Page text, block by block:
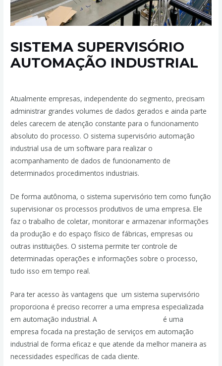
SISTEMA SUPERVISÓRIO
AUTOMAÇÃO INDUSTRIAL
Atualmente empresas, independente do segmento, precisam
administrar grandes volumes de dados gerados e ainda parte
deles carecem de atenção constante para o funcionamento
absoluto do processo. O sistema supervisório automação
industrial usa de um software para realizar o
acompanhamento de dados de funcionamento de
determinados procedimentos industriais.
De forma autônoma, o sistema supervisório tem como função
supervisionar os processos produtivos de uma empresa. Ele
faz o trabalho de coletar, monitorar e armazenar informações
da produção e do espaço físico de fábricas, empresas ou
outras instituições. O sistema permite ter controle de
determinadas operações e informações sobre o processo,
tudo isso em tempo real.
Para ter acesso às vantagens que um sistema supervisório
proporciona é preciso recorrer a uma empresa especializada
em automação industrial. A
é uma
empresa focada na prestação de serviços em automação
industrial de forma eficaz e que atende da melhor maneira as
necessidades específicas de cada cliente.